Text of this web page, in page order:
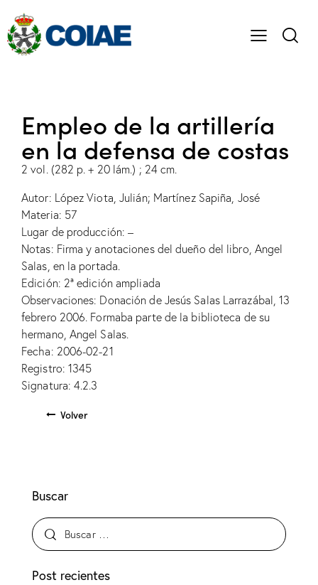
Empleo de la artillería
en la defensa de costas
2 vol. (282 p. + 20 lám.) ; 24 cm.
Autor: López Viota, Julián; Martínez Sapiña, José
Materia: 57
Lugar de producción: –
Notas: Firma y anotaciones del dueño del libro, Angel
Salas, en la portada.
Edición: 2ª edición ampliada
Observaciones: Donación de Jesús Salas Larrazábal, 13
febrero 2006. Formaba parte de la biblioteca de su
hermano, Angel Salas.
Fecha: 2006-02-21
Registro: 1345
Signatura: 4.2.3
Volver
Buscar
Post recientes